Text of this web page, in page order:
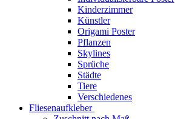
Kinderzimmer
Künstler
Origami Poster
Pflanzen
Skylines
Sprüche
Städte
Tiere
Verschiedenes
Fliesenaufkleber